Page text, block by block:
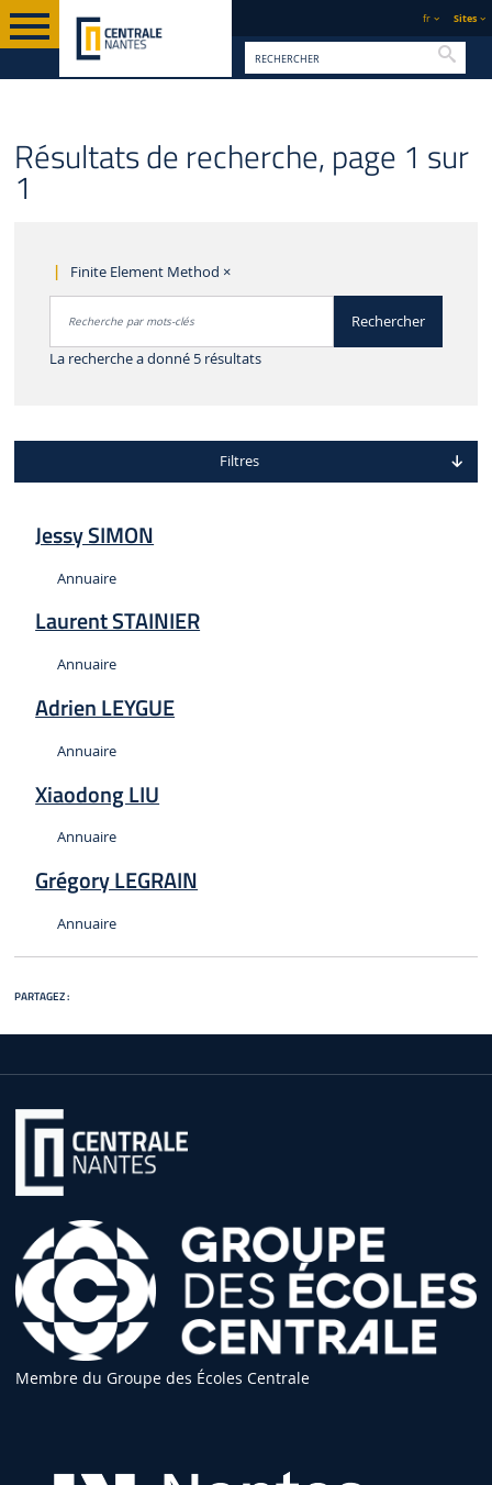
fr Sites
Résultats de recherche, page 1 sur
1
Finite Element Method ×
Rechercher
La recherche a donné 5 résultatsAccéder aux résultats
Filtres
Jessy SIMON
Type :
Annuaire
Laurent STAINIER
Type :
Annuaire
Adrien LEYGUE
Type :
Annuaire
Xiaodong LIU
Type :
Annuaire
Grégory LEGRAIN
Type :
Annuaire
PARTAGEZ :
Membre du Groupe des Écoles Centrale